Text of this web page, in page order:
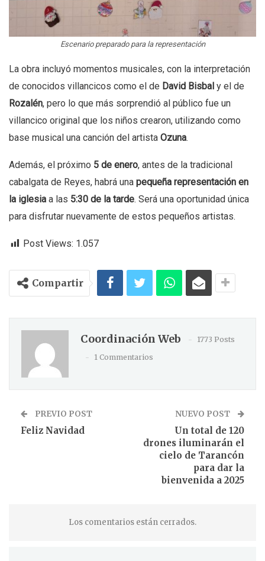
Escenario preparado para la representación
La obra incluyó momentos musicales, con la interpretación
de conocidos villancicos como el de David Bisbal y el de
Rozalén, pero lo que más sorprendió al público fue un
villancico original que los niños crearon, utilizando como
base musical una canción del artista Ozuna.
Además, el próximo 5 de enero, antes de la tradicional
cabalgata de Reyes, habrá una pequeña representación en
la iglesia a las 5:30 de la tarde. Será una oportunidad única
para disfrutar nuevamente de estos pequeños artistas.
Post Views: 1.057
Compartir
Coordinación Web
1773 Posts
1 Commentarios
PREVIO POST
Feliz Navidad
NUEVO POST
Un total de 120
drones iluminarán el
cielo de Tarancón
para dar la
bienvenida a 2025
Los comentarios están cerrados.